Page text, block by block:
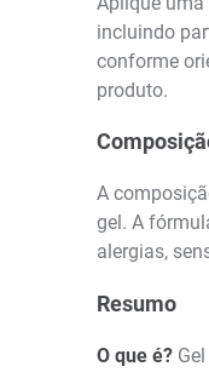
incluindo
conforme
produto.
A
gel. A
alergias,
Resumo
O que é?